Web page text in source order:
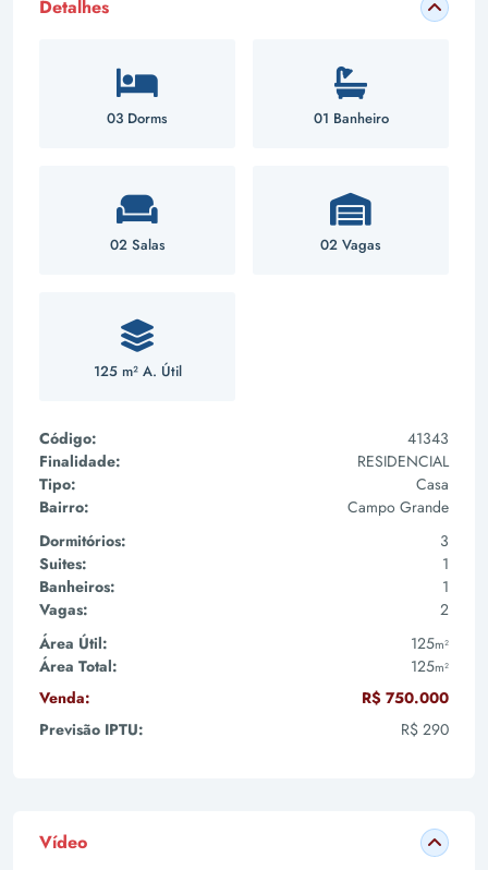
Detalhes
03 Dorms 01 Banheiro
02 Salas 02 Vagas
125 m² A. Útil
Código:
41343
Finalidade:
RESIDENCIAL
Tipo:
Casa
Bairro:
Campo Grande
Dormitórios:
3
Suites:
1
Banheiros:
1
Vagas:
2
Área Útil:
125m²
Área Total: 125m²
Venda:
R$ 750.000
Previsão IPTU:
R$ 290
Vídeo